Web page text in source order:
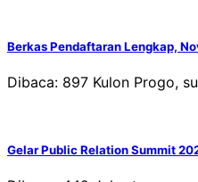
Berkas Pendaftaran Lengkap,
Dibaca: 897 Kulon Progo,
Gelar Public Relation Summit